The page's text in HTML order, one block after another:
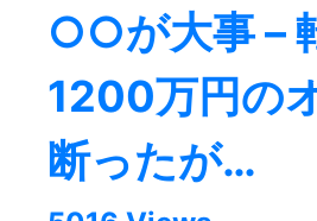
○○が大事 –
1200万円の
断ったが…